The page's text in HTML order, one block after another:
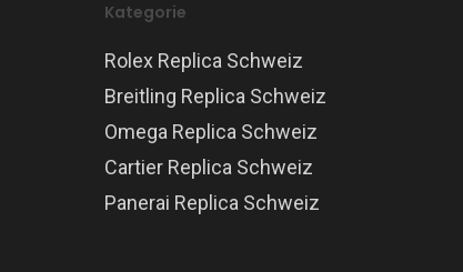
Kategorie
Rolex Replica Schweiz
Breitling Replica Schweiz
Omega Replica Schweiz
Cartier Replica Schweiz
Panerai Replica Schweiz